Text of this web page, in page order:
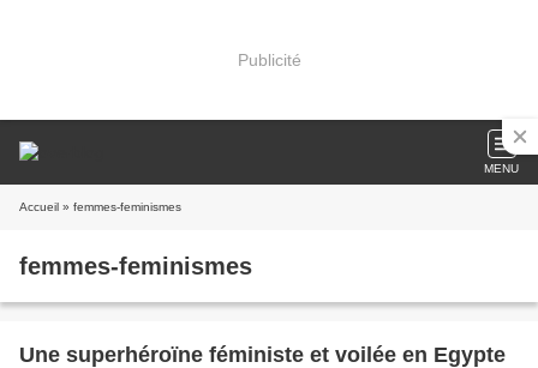
Publicité
MENU
Accueil » femmes-feminismes
femmes-feminismes
Une superhéroïne féministe et voilée en Egypte